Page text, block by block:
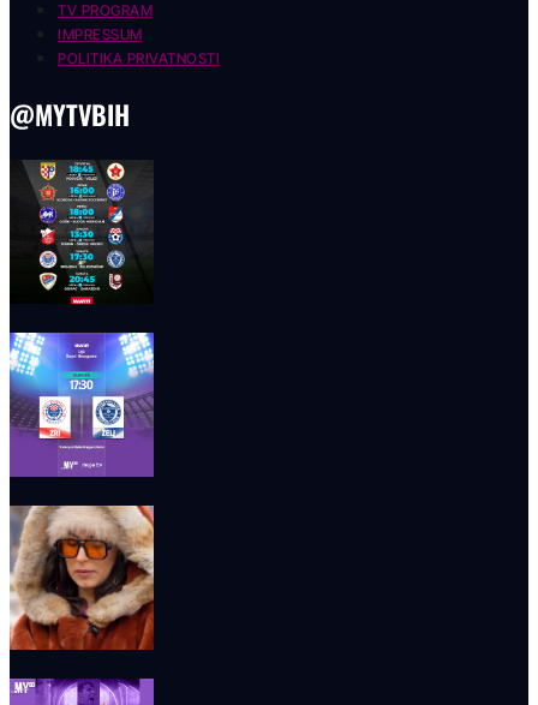
TV PROGRAM
IMPRESSUM
POLITIKA PRIVATNOSTI
@MYTVBIH